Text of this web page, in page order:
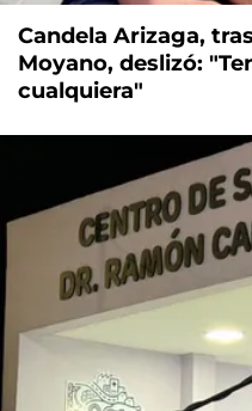
Candela Arizaga,
Moyano, deslizó:
cualquiera"